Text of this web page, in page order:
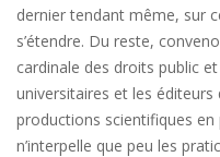
dernier tendant même, sur
s’étendre. Du reste,
cardinale des droits public
universitaires et les éditeurs
productions scientifiques en
n’interpelle que peu les